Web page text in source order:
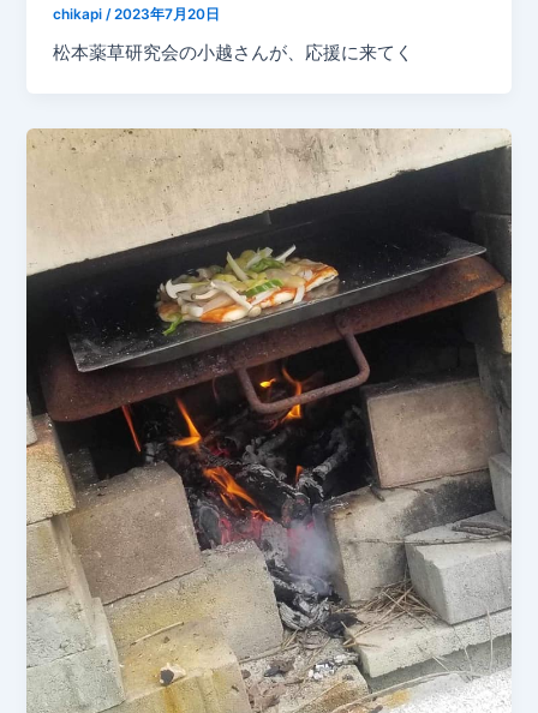
chikapi /2023年7月20日
松本薬草研究会の小越さんが、応援に来てく